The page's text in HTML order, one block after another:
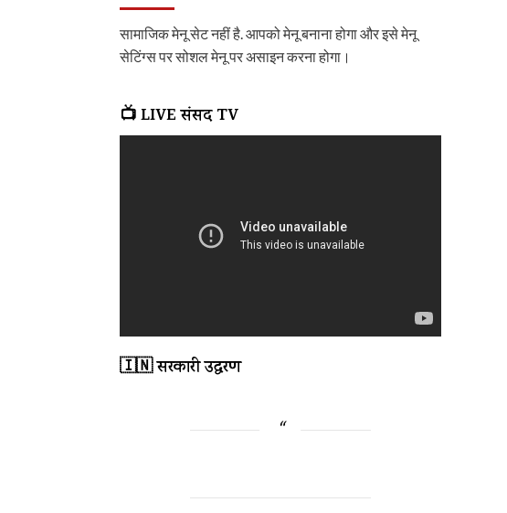
सामाजिक मेनू सेट नहीं है. आपको मेनू बनाना होगा और इसे मेनू
सेटिंग्स पर सोशल मेनू पर असाइन करना होगा।
📺 LIVE संसद TV
🇮🇳 सरकारी उद्धरण